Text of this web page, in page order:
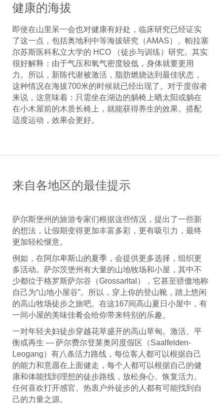
健康的海拔
即使在山里呆一会也对健康有好处，临床研究已经证实
了这一点，包括奥地利中等海拔研究（AMAS）、帕拉塞
尔苏斯医科私立大学的 HCO （徒步与训练）研究。其实
很好解释：由于气压和氧气密度较低，身体就要更用
力。所以，新陈代谢被激活，脂肪燃烧达到最佳状态，
这种情况在海拔700米的时候就已经出现了。对于度假者
来说，这意味着：只需坐在湖边的躺椅上晒太阳或躺在
在小木屋前的木质长椅上，就能获得养生的效果。搭配
适度运动，效果会更好。
来自各地区的最佳提示
萨尔斯堡州的旅游专家们根据这些情况，提出了一些新
的想法，让假期变得更加丰富多彩，更有吸引力，最终
更加轻松惬意。
例如，在阿尔卑斯山的夏季，会提供更多选择，组织更
多活动。萨尔茨堡州有大量的山地牧场和小屋，其中不
少都位于格罗斯萨尔谷（Grossarltal），它甚至骄傲地称
自己为“山地小屋谷”。所以，穿上你的登山靴，踏上悠闲
的高山牧场徒步之旅吧。在这167间高山夏日小屋中，有
一间小屋的美味佳肴会给你带来特别的乐趣。
一对年轻夫妇徒步穿越花草盛开的高山草甸。激活、平
衡或再生 — 萨尔费尔登莱奥冈度假区（Saalfelden-
Leogang）有八条活力路线，每位客人都可以根据自己
的能力和意愿在上面健走，每个人都可以根据自己的健
康和体能找到理想的徒步路线，放松身心、恢复活力。
任何喜欢打开感官、热衷户外徒步的人都有可能找到自
己的力量之源。